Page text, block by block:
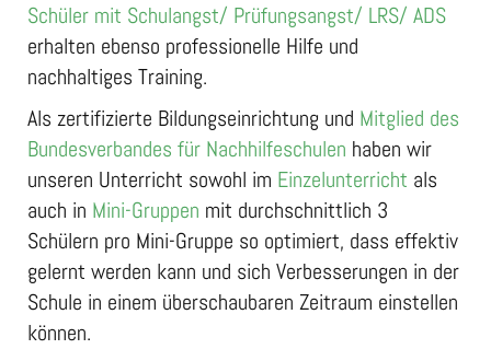
Schüler mit Schulangst/ Prüfungsangst/ LRS/ ADS
erhalten ebenso professionelle Hilfe und
nachhaltiges Training.
Als zertifizierte Bildungseinrichtung und Mitglied des
Bundesverbandes für Nachhilfeschulen haben wir
unseren Unterricht sowohl im Einzelunterricht als
auch in Mini-Gruppen mit durchschnittlich 3
Schülern pro Mini-Gruppe so optimiert, dass effektiv
gelernt werden kann und sich Verbesserungen in der
Schule in einem überschaubaren Zeitraum einstellen
können.